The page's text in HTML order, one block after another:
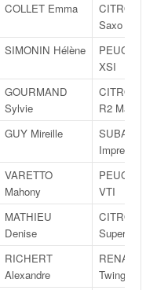
COLLET Emma
CITROËN
Saxo VTS
SIMONIN Hélène
PEUGEOT
XSI
GOURMAND
Sylvie
CITROËN
R2 Max
GUY Mireille
SUBARU
Impreza
VARETTO
Mahony
PEUGEOT
VTI
MATHIEU
Denise
CITROËN
Super 1600
RICHERT
Alexandre
RENAULT
Twingo R1